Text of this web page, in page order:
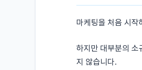
마케팅을 처음 시작
하지만 대부분의 소
지 않습니다.